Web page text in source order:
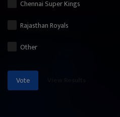
Chennai Super Kings
Rajasthan Royals
Other
Vote